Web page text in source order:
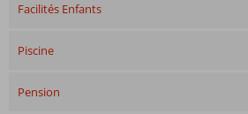
Facilités Enfants
Piscine
Pension